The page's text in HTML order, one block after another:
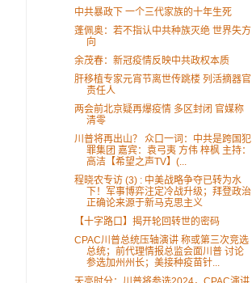
中共暴政下 一个三代家族的十年生死
蓬佩奥：若不指认中共种族灭绝 世界失方
向
余茂春：新冠疫情反映中共政权本质
肝移植专家元宵节离世传跳楼 列活摘器官
责任人
两会前北京疑再爆疫情 多区封闭 官媒称
清零
川普将再出山？ 众口一词：中共是跨国犯
罪集团 嘉宾：袁弓夷 方伟 梓枫 主持：
高洁【希望之声TV】(...
程晓农专访 (3) : 中美战略争夺已转为水
下！军事博弈注定冷战升级；拜登政治
正确论来源于新马克思主义
【十字路口】揭开轮回转世的密码
CPAC川普总统压轴演讲 称或第三次竞选
总统；前代理情报总监会面川普 讨论
参选加州州长；美接种疫苗针...